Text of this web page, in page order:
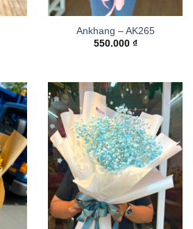
Ankhang – AK265
550.000 ₫